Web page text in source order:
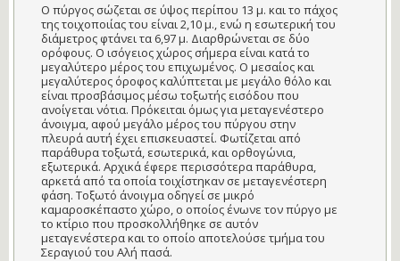
Ο πύργος σώζεται σε ύψος περίπου 13 μ. και το πάχος
της τοιχοποιίας του είναι 2,10 μ., ενώ η εσωτερική του
διάμετρος φτάνει τα 6,97 μ. Διαρθρώνεται σε δύο
ορόφους. Ο ισόγειος χώρος σήμερα είναι κατά το
μεγαλύτερο μέρος του επιχωμένος. Ο μεσαίος και
μεγαλύτερος όροφος καλύπτεται με μεγάλο θόλο και
είναι προσβάσιμος μέσω τοξωτής εισόδου που
ανοίγεται νότια. Πρόκειται όμως για μεταγενέστερο
άνοιγμα, αφού μεγάλο μέρος του πύργου στην
πλευρά αυτή έχει επισκευαστεί. Φωτίζεται από
παράθυρα τοξωτά, εσωτερικά, και ορθογώνια,
εξωτερικά. Αρχικά έφερε περισσότερα παράθυρα,
αρκετά από τα οποία τοιχίστηκαν σε μεταγενέστερη
φάση. Τοξωτό άνοιγμα οδηγεί σε μικρό
καμαροσκέπαστο χώρο, ο οποίος ένωνε τον πύργο με
το κτίριο που προσκολλήθηκε σε αυτόν
μεταγενέστερα και το οποίο αποτελούσε τμήμα του
Σεραγιού του Αλή πασά.